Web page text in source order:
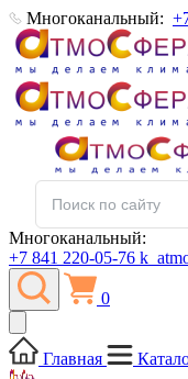
Многоканальный:
Многоканальный:
+7 841 220-05-76
0
Главная